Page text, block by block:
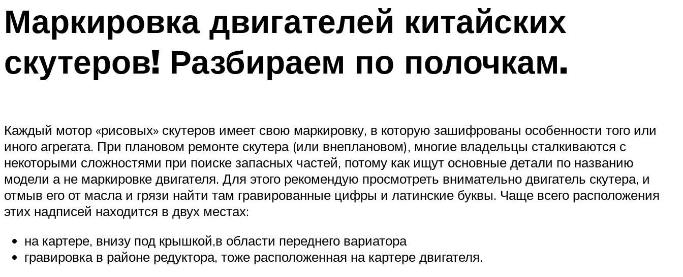
Маркировка двигателей китайских
скутеров! Разбираем по полочкам.
Каждый мотор «рисовых» скутеров имеет свою маркировку, в которую зашифрованы особенности того или
иного агрегата. При плановом ремонте скутера (или внеплановом), многие владельцы сталкиваются с
некоторыми сложностями при поиске запасных частей, потому как ищут основные детали по названию
модели а не маркировке двигателя. Для этого рекомендую просмотреть внимательно двигатель скутера, и
отмыв его от масла и грязи найти там гравированные цифры и латинские буквы. Чаще всего расположения
этих надписей находится в двух местах:
на картере, внизу под крышкой,в области переднего вариатора
гравировка в районе редуктора, тоже расположенная на картере двигателя.